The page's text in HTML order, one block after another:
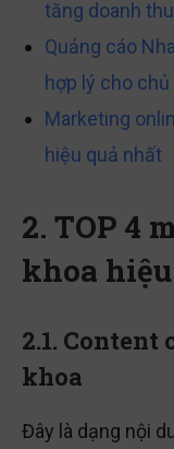
tăng doanh
Quảng cáo
hợp lý cho
Marketing
hiệu quả nhất
2. TOP 4
khoa
2.1.
khoa
Đây là dạng nội